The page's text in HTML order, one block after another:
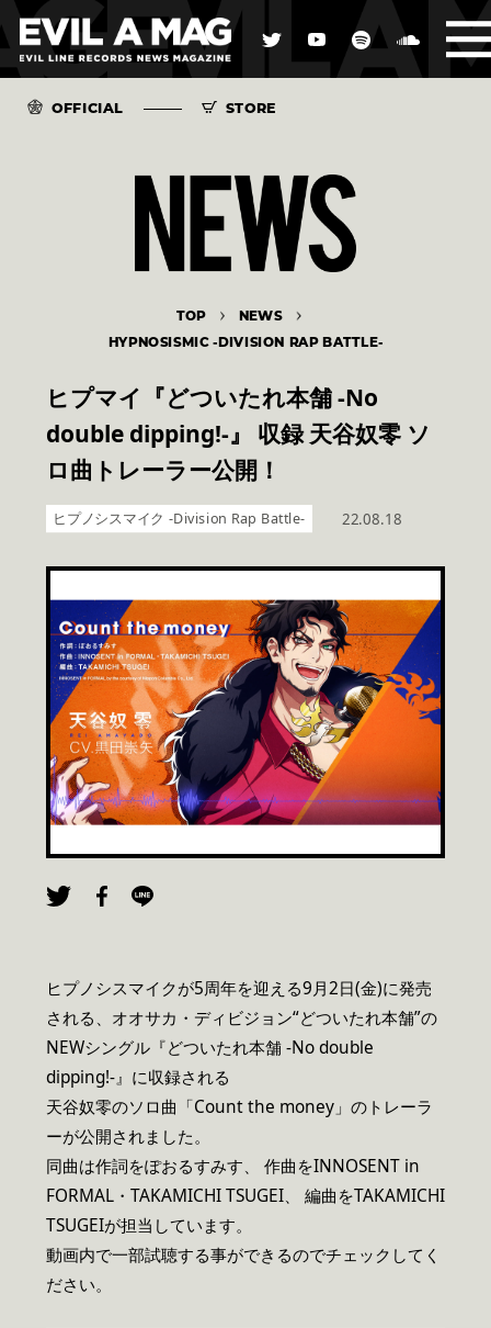
OFFICIAL STORE
TOP NEWS
HYPNOSISMIC -DIVISION RAP BATTLE-
ヒプマイ『どついたれ本舗 -No
double dipping!-』 収録 天谷奴零 ソ
ロ曲トレーラー公開！
ヒプノシスマイク -Division Rap Battle- 22.08.18
ヒプノシスマイクが5周年を迎える9月2日(金)に発売
される、オオサカ・ディビジョン“どついたれ本舗”の
NEWシングル『どついたれ本舗 -No double
dipping!-』に収録される
天谷奴零のソロ曲「Count the money」のトレーラ
ーが公開されました。
同曲は作詞をぽおるすみす、 作曲をINNOSENT in
FORMAL・TAKAMICHI TSUGEI、 編曲をTAKAMICHI
TSUGEIが担当しています。
動画内で一部試聴する事ができるのでチェックしてく
ださい。